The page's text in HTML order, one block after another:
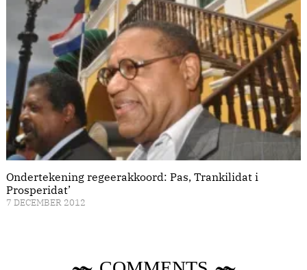
Ondertekening regeerakkoord: Pas, Trankilidat i
Prosperidat’
7 DECEMBER 2012